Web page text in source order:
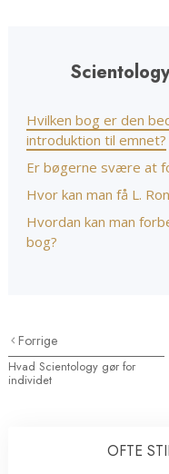
Hvilken bog er den
introduktion til emnet?
Er bøgerne svære at
Hvor kan man få L.
Hvordan kan man
bog?
Forrige
Hvad Scientology gør for
individet
OFTE